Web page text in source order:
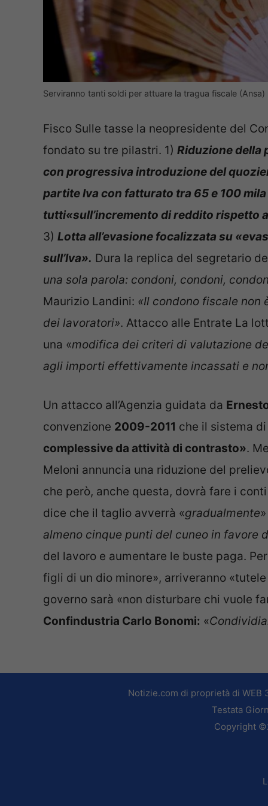
Serviranno tanti soldi per attuare la tragua fiscale (Ansa)
Fisco Sulle tasse la neopresidente del
fondato su tre pilastri. 1) Riduzione della
con progressiva introduzione del
partite Iva con fatturato tra 65 e 100
tutti«sull’incremento di reddito rispetto
3) Lotta all’evasione focalizzata su
sull’Iva». Dura la replica del segretario
una sola parola: condoni, condoni,
Maurizio Landini: «Il condono fiscale non
dei lavoratori». Attacco alle Entrate La
una «modifica dei criteri di valutazione
agli importi effettivamente incassati e
Un attacco all’Agenzia guidata da
convenzione 2009-2011 che il sistema
complessive da attività di contrasto».
Meloni annuncia una riduzione del
che però, anche questa, dovrà fare i
dice che il taglio avverrà «gradualmente
almeno cinque punti del cuneo in favore
del lavoro e aumentare le buste paga.
figli di un dio minore», arriveranno
governo sarà «non disturbare chi vuole
Confindustria Carlo Bonomi: «
Notizie.com di proprietà di WEB
Testata
Copyright